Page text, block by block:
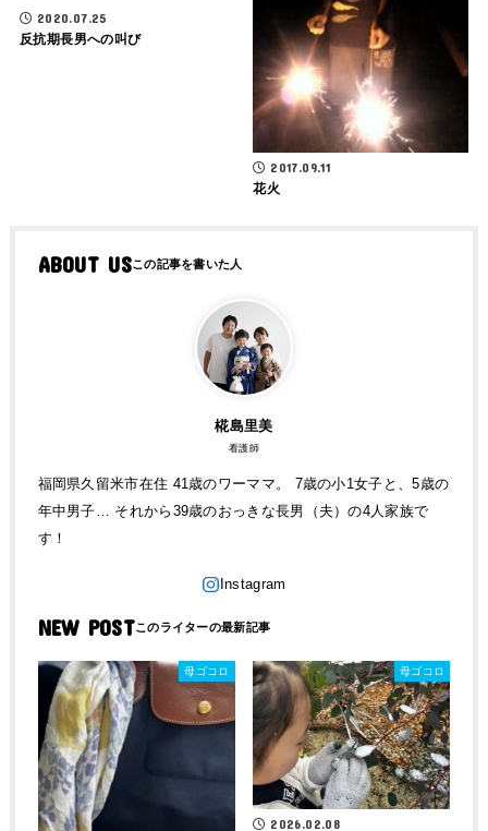
2020.07.25
反抗期長男への叫び
2017.09.11
花火
ABOUT US
椛島里美
看護師
福岡県久留米市在住 41歳のワーママ。 7歳の小1女子と、5歳の
年中男子… それから39歳のおっきな長男（夫）の4人家族で
す！
NEW POST
母ゴコロ 母ゴコロ
2026.02.08